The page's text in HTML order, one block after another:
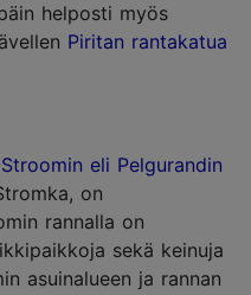
helposti myös
Piritan rantakatua
Stroomin eli Pelgurandin
on
rannalla on
sekä keinuja
asuinalueen ja rannan